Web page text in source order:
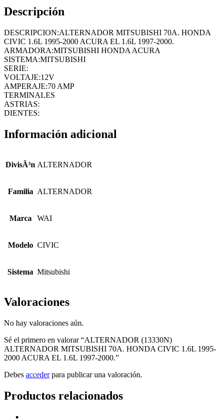
1995-
2000
EL
1.6L
1997-
2000.
cantidad
Descripción
DESCRIPCION:ALTERNADOR MITSUBISHI 70A. HONDA
CIVIC 1.6L 1995-2000 ACURA EL 1.6L 1997-2000.
ARMADORA:MITSUBISHI HONDA ACURA
SISTEMA:MITSUBISHI
SERIE:
VOLTAJE:12V
AMPERAJE:70 AMP
TERMINALES
ASTRIAS:
DIENTES:
Información adicional
DivisÃ³n ALTERNADOR
Familia ALTERNADOR
Marca WAI
Modelo CIVIC
Sistema Mitsubishi
Valoraciones
No hay valoraciones aún.
Sé el primero en valorar “ALTERNADOR (13330N)
ALTERNADOR MITSUBISHI 70A. HONDA CIVIC 1.6L 1995-
2000 ACURA EL 1.6L 1997-2000.”
Debes accederpara publicar una valoración.
Productos relacionados